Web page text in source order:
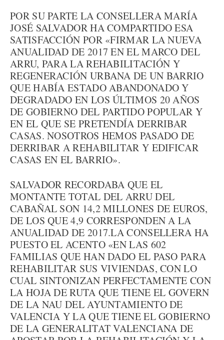
POR SU PARTE LA CONSELLERA MARÍA
JOSÉ SALVADOR HA COMPARTIDO ESA
SATISFACCIÓN POR «FIRMAR LA NUEVA
ANUALIDAD DE 2017 EN EL MARCO DEL
ARRU, PARA LA REHABILITACIÓN Y
REGENERACIÓN URBANA DE UN BARRIO
QUE HABÍA ESTADO ABANDONADO Y
DEGRADADO EN LOS ÚLTIMOS 20 AÑOS
DE GOBIERNO DEL PARTIDO POPULAR Y
EN EL QUE SE PRETENDÍA DERRIBAR
CASAS. NOSOTROS HEMOS PASADO DE
DERRIBAR A REHABILITAR Y EDIFICAR
CASAS EN EL BARRIO».
SALVADOR RECORDABA QUE EL
MONTANTE TOTAL DEL ARRU DEL
CABAÑAL SON 14,2 MILLONES DE EUROS,
DE LOS QUE 4,9 CORRESPONDEN A LA
ANUALIDAD DE 2017.LA CONSELLERA HA
PUESTO EL ACENTO «EN LAS 602
FAMILIAS QUE HAN DADO EL PASO PARA
REHABILITAR SUS VIVIENDAS, CON LO
CUAL SINTONIZAN PERFECTAMENTE CON
LA HOJA DE RUTA QUE TIENE EL GOVERN
DE LA NAU DEL AYUNTAMIENTO DE
VALENCIA Y LA QUE TIENE EL GOBIERNO
DE LA GENERALITAT VALENCIANA DE